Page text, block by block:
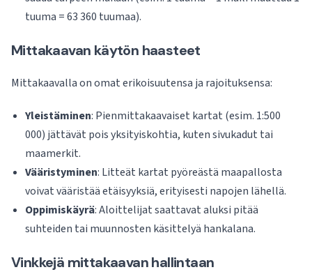
tuuma = 63 360 tuumaa).
Mittakaavan käytön haasteet
Mittakaavalla on omat erikoisuutensa ja rajoituksensa:
Yleistäminen: Pienmittakaavaiset kartat (esim. 1:500
000) jättävät pois yksityiskohtia, kuten sivukadut tai
maamerkit.
Vääristyminen: Litteät kartat pyöreästä maapallosta
voivat vääristää etäisyyksiä, erityisesti napojen lähellä.
Oppimiskäyrä: Aloittelijat saattavat aluksi pitää
suhteiden tai muunnosten käsittelyä hankalana.
Vinkkejä mittakaavan hallintaan